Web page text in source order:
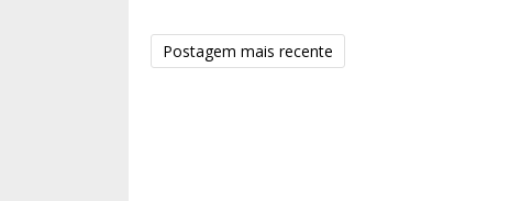
Postagem mais recente